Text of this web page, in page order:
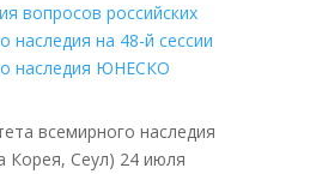
всемирного наследия
Сеул) 24 июля